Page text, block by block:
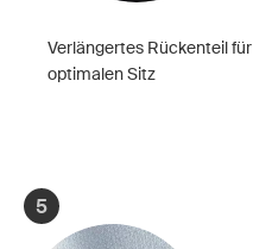
Verlängertes Rückenteil für
optimalen Sitz
5